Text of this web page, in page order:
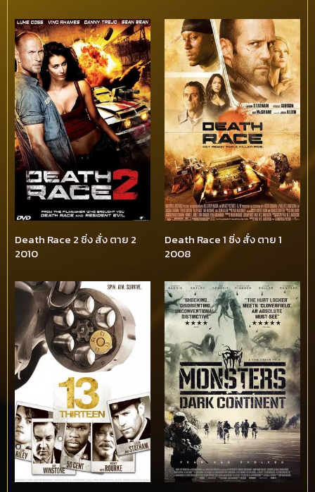
Death Race 2 ซิ่ง สั่ง ตาย 2
2010
Death Race 1 ซิ่ง สั่ง ตาย 1
2008